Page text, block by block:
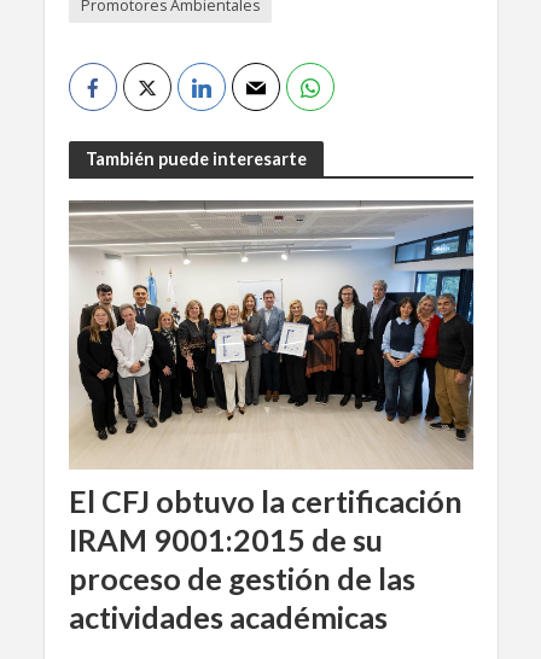
Promotores Ambientales
También puede interesarte
El CFJ obtuvo la certificación
IRAM 9001:2015 de su
proceso de gestión de las
actividades académicas